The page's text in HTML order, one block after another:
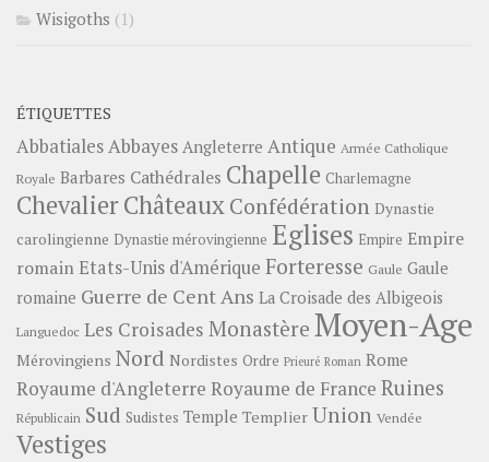
Wisigoths (1)
ÉTIQUETTES
Abbatiales Abbayes Angleterre Antique Armée Catholique
Royale Barbares Cathédrales Chapelle Charlemagne
ChevalierChâteauxConfédération Dynastie
carolingienne Dynastie mérovingienne Eglises Empire Empire
romainEtats-Unis d'Amérique Forteresse Gaule Gaule
romaine Guerre de Cent Ans La Croisade des Albigeois
Languedoc Les Croisades Monastère Moyen-Age
Mérovingiens Nord Nordistes Ordre Prieuré Roman Rome
Royaume d'Angleterre Royaume de France Ruines
Républicain Sud Sudistes Temple Templier Union Vendée
Vestiges